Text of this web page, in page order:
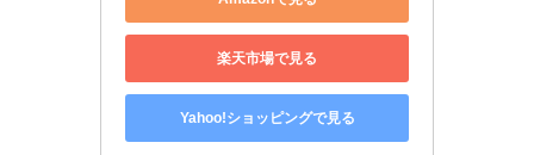
楽天市場で見る
Yahoo!ショッピングで見る